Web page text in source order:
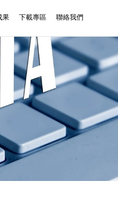
果 下載專區 聯絡我們